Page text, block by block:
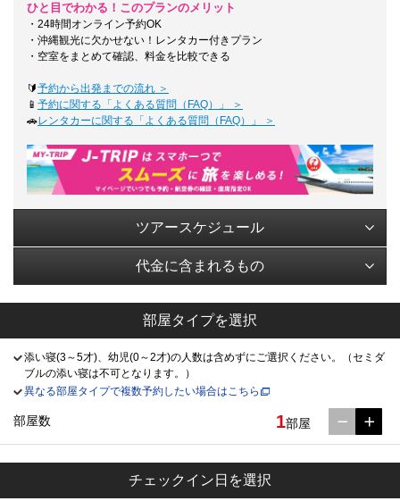
ひと目でわかる！このプランのメリット
・24時間オンライン予約OK
・沖縄観光に欠かせない！レンタカー付きプラン
・空室をまとめて確認、料金を比較できる
🔰予約から出発までの流れ ＞
📱 予約に関する「よくある質問（FAQ）」 ＞
🚗レンタカーに関する「よくある質問（FAQ）」 ＞
ツアースケジュール
代金に含まれるもの
部屋タイプを選択
添い寝(3～5才)、幼児(0～2才)の人数は含めずにご選択ください。（セミダ
ブルの添い寝は不可となります。）
異なる部屋タイプで複数予約したい場合はこちら
部屋数 1部屋
チェックイン日を選択